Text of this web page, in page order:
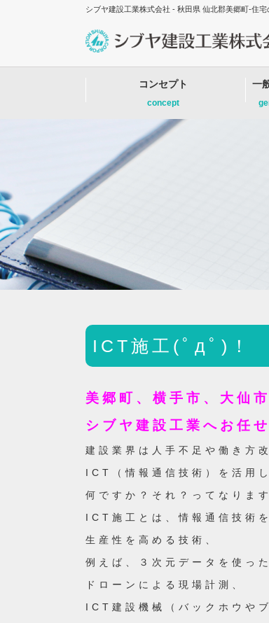
シブヤ建設工業株式会社 - 秋田県 仙北郡美郷町-住
コンセプト
concept
一
ICT施工(ﾟдﾟ)！
美郷町、横手市、大仙
シブヤ建設工業へお任
建設業界は人手不足や働き方
ICT（情報通信技術）を活用
何ですか？それ？ってなりま
ICT施工とは、情報通信技術
生産性を高める技術、
例えば、３次元データを使っ
ドローンによる現場計測、
ICT建設機械（バックホウや